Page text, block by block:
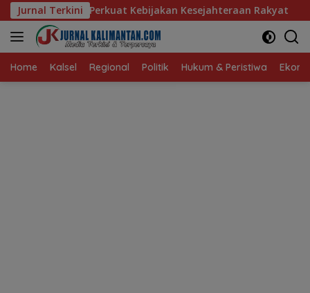
Langsung
ke
konten
Jurnal Terkini
Kebijakan Kesejahteraan Rakyat Baru 10 Persen,
Home Kalsel Regional Politik Hukum & Peristiwa